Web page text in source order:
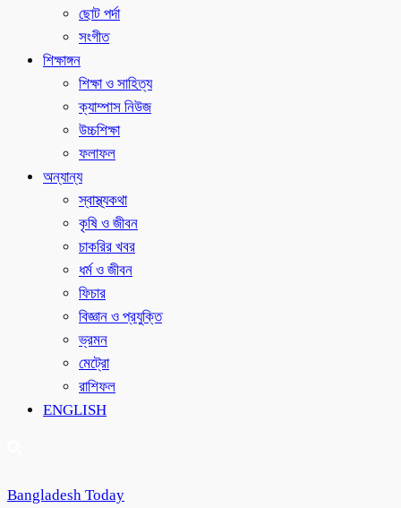
ছোট পর্দা
সংগীত
শিক্ষাঙ্গন
শিক্ষা ও সাহিত্য
ক্যাম্পাস নিউজ
উচ্চশিক্ষা
ফলাফল
অন্যান্য
স্বাস্থ্যকথা
কৃষি ও জীবন
চাকরির খবর
ধর্ম ও জীবন
ফিচার
বিজ্ঞান ও প্রযুক্তি
ভ্রমন
মেট্রো
রাশিফল
ENGLISH
Bangladesh Today